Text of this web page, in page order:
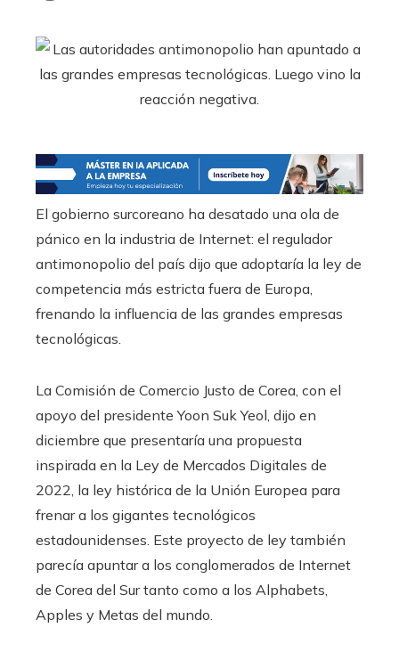
El gobierno surcoreano ha desatado una ola de
pánico en la industria de Internet: el regulador
antimonopolio del país dijo que adoptaría la ley de
competencia más estricta fuera de Europa,
frenando la influencia de las grandes empresas
tecnológicas.
La Comisión de Comercio Justo de Corea, con el
apoyo del presidente Yoon Suk Yeol, dijo en
diciembre que presentaría una propuesta
inspirada en la Ley de Mercados Digitales de
2022, la ley histórica de la Unión Europea para
frenar a los gigantes tecnológicos
estadounidenses. Este proyecto de ley también
parecía apuntar a los conglomerados de Internet
de Corea del Sur tanto como a los Alphabets,
Apples y Metas del mundo.